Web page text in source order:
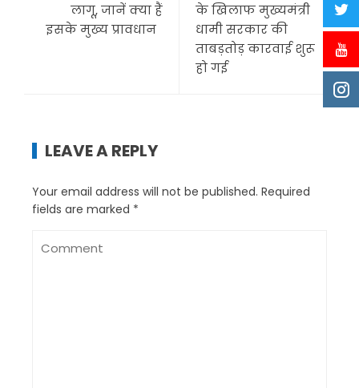
लागू, जानें क्या हैं
इसके मुख्य प्रावधान
के खिलाफ मुख्यमंत्री
धामी सरकार की
ताबड़तोड़ कारवाई शुरू
हो गई
LEAVE A REPLY
Your email address will not be published. Required
fields are marked *